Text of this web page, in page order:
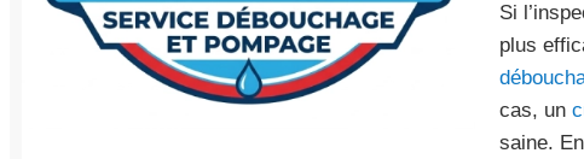
Si
plus
cas, un
saine.